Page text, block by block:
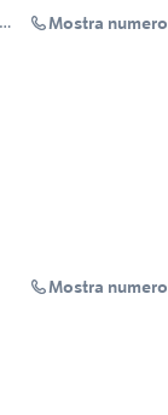
Mostra numero
Mostra numero